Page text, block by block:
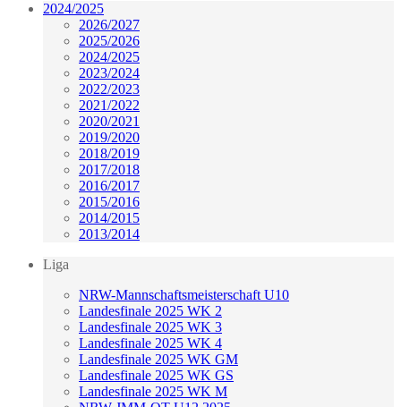
2024/2025
2026/2027
2025/2026
2024/2025
2023/2024
2022/2023
2021/2022
2020/2021
2019/2020
2018/2019
2017/2018
2016/2017
2015/2016
2014/2015
2013/2014
Liga
NRW-Mannschaftsmeisterschaft U10
Landesfinale 2025 WK 2
Landesfinale 2025 WK 3
Landesfinale 2025 WK 4
Landesfinale 2025 WK GM
Landesfinale 2025 WK GS
Landesfinale 2025 WK M